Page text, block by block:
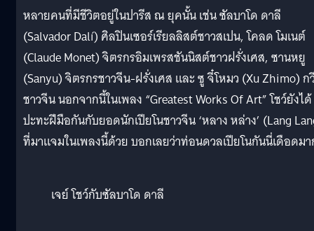
หลายคนที่มีชีวิตอยู่ในปารีส ณ ยุคนั้น เช่น ซัลบาโด ดาลี
(Salvador Dalí) ศิลปินเซอร์เรียลลิสต์ชาวสเปน, โคลด โมเนต์
(Claude Monet) จิตรกรอิมเพรสชันนิสต์ชาวฝรั่งเศส, ซานหยู
(Sanyu) จิตรกรชาวจีน-ฝรั่งเศส และ ซู จี๋โหมว (Xu Zhimo) ก
ชาวจีน นอกจากนี้ในเพลง “Greatest Works Of Art” โชว์ยังได้
ปะทะฝีมือกันกับยอดนักเปียโนชาวจีน ‘หลาง หล่าง’ (Lang
ที่มาแจมในเพลงนี้ด้วย บอกเลยว่าท่อนดวลเปียโนกันนี่เดือดม
เจย์ โชว์กับซัลบาโด ดาลี